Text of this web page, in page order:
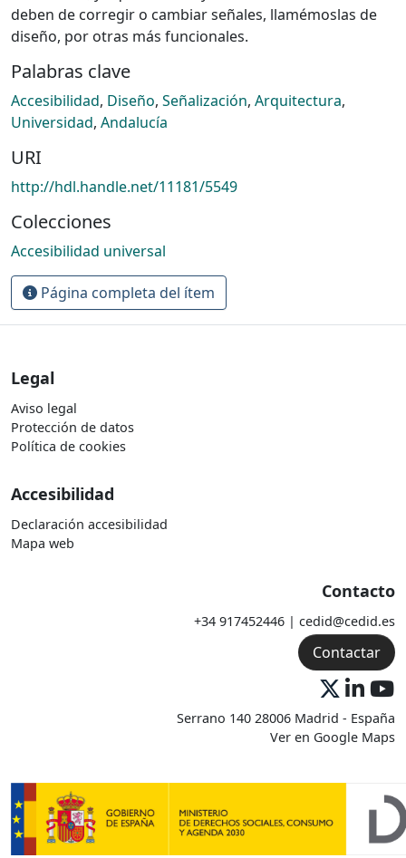
deben de corregir o cambiar señales, llamémoslas de
diseño, por otras más funcionales.
Palabras clave
Accesibilidad, Diseño, Señalización, Arquitectura,
Universidad, Andalucía
URI
http://hdl.handle.net/11181/5549
Colecciones
Accesibilidad universal
Página completa del ítem
Legal
Aviso legal
Protección de datos
Política de cookies
Accesibilidad
Declaración accesibilidad
Mapa web
Contacto
+34 917452446 | cedid@cedid.es
Contactar
Serrano 140 28006 Madrid - España
Ver en Google Maps